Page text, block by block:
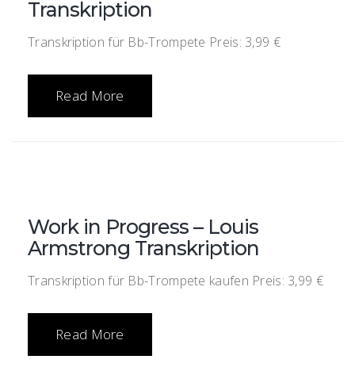
Transkription
Transkription für Bb-Trompete Preis: 3,99 €
Read More
Work in Progress – Louis
Armstrong Transkription
Transkription für Bb-Trompete kaufen Preis: 3,99 €
Read More